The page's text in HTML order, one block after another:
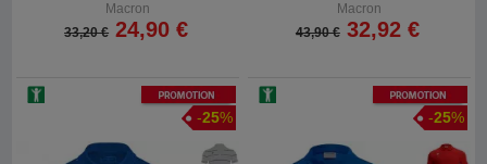
Macron
33,20 € 24,90 €
Macron
43,90 € 32,92 €
Promotion
-25%
Promotion
-25%